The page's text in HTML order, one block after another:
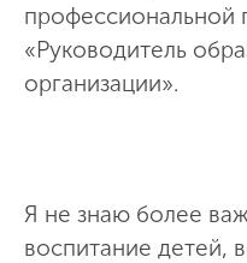
профессиональной
«Руководитель
организации».
Я не знаю более
воспитание детей,